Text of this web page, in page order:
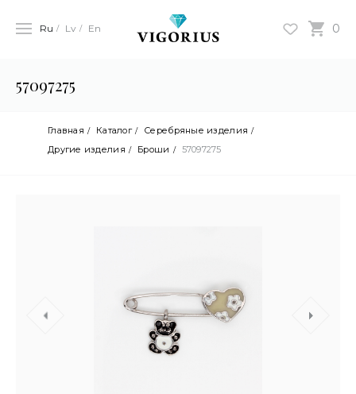
0
Ru Lv En
57097275
Главная Каталог
Серебряные изделия
Другие изделия
Броши 57097275